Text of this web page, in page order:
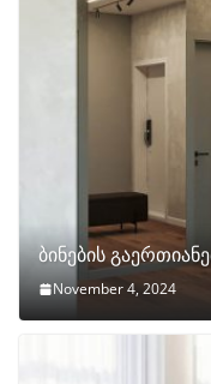
ბინების
November 4, 2024